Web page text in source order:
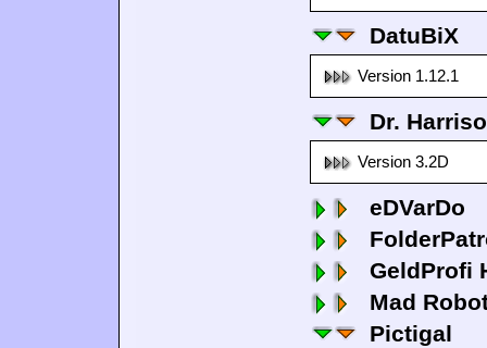
DatuBiX
Version 1.12.1
Dr.
Version 3.2D
eDVarDo
GeldProfi
Mad
Pictigal